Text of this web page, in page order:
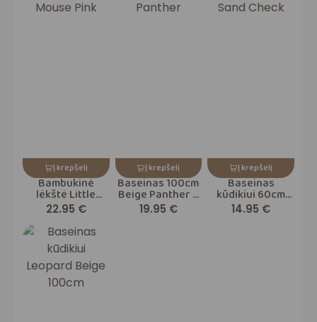
Į krepšelį
Bambukinė
lėkštė Little
Mouse Pink
22.95 €
Į krepšelį
Baseinas 100cm
Beige Panther –
Pripučiamas
Vaikams
19.95 €
Į krepšelį
Baseinas
kūdikiui 60cm
Sand Check
14.95 €